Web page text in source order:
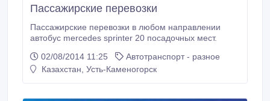
Пассажирские перевозки
Пассажирские перевозки в любом направлении
автобус mercedes sprinter 20 посадочных мест.
02/08/2014 11:25
Автотранспорт - разное
Казахстан, Усть-Каменогорск